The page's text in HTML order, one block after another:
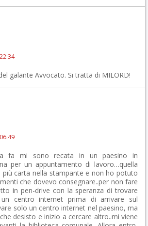
galante Avvocato. Si tratta di MILORD!
fa mi sono recata in un paesino in
per un appuntamento di lavoro…quella
carta nella stampante e non ho potuto
che dovevo consegnare..per non fare
in pen-drive con la speranza di trovare
centro internet prima di arrivare sul
solo un centro internet nel paesino, ma
desisto e inizio a cercare altro..mi viene